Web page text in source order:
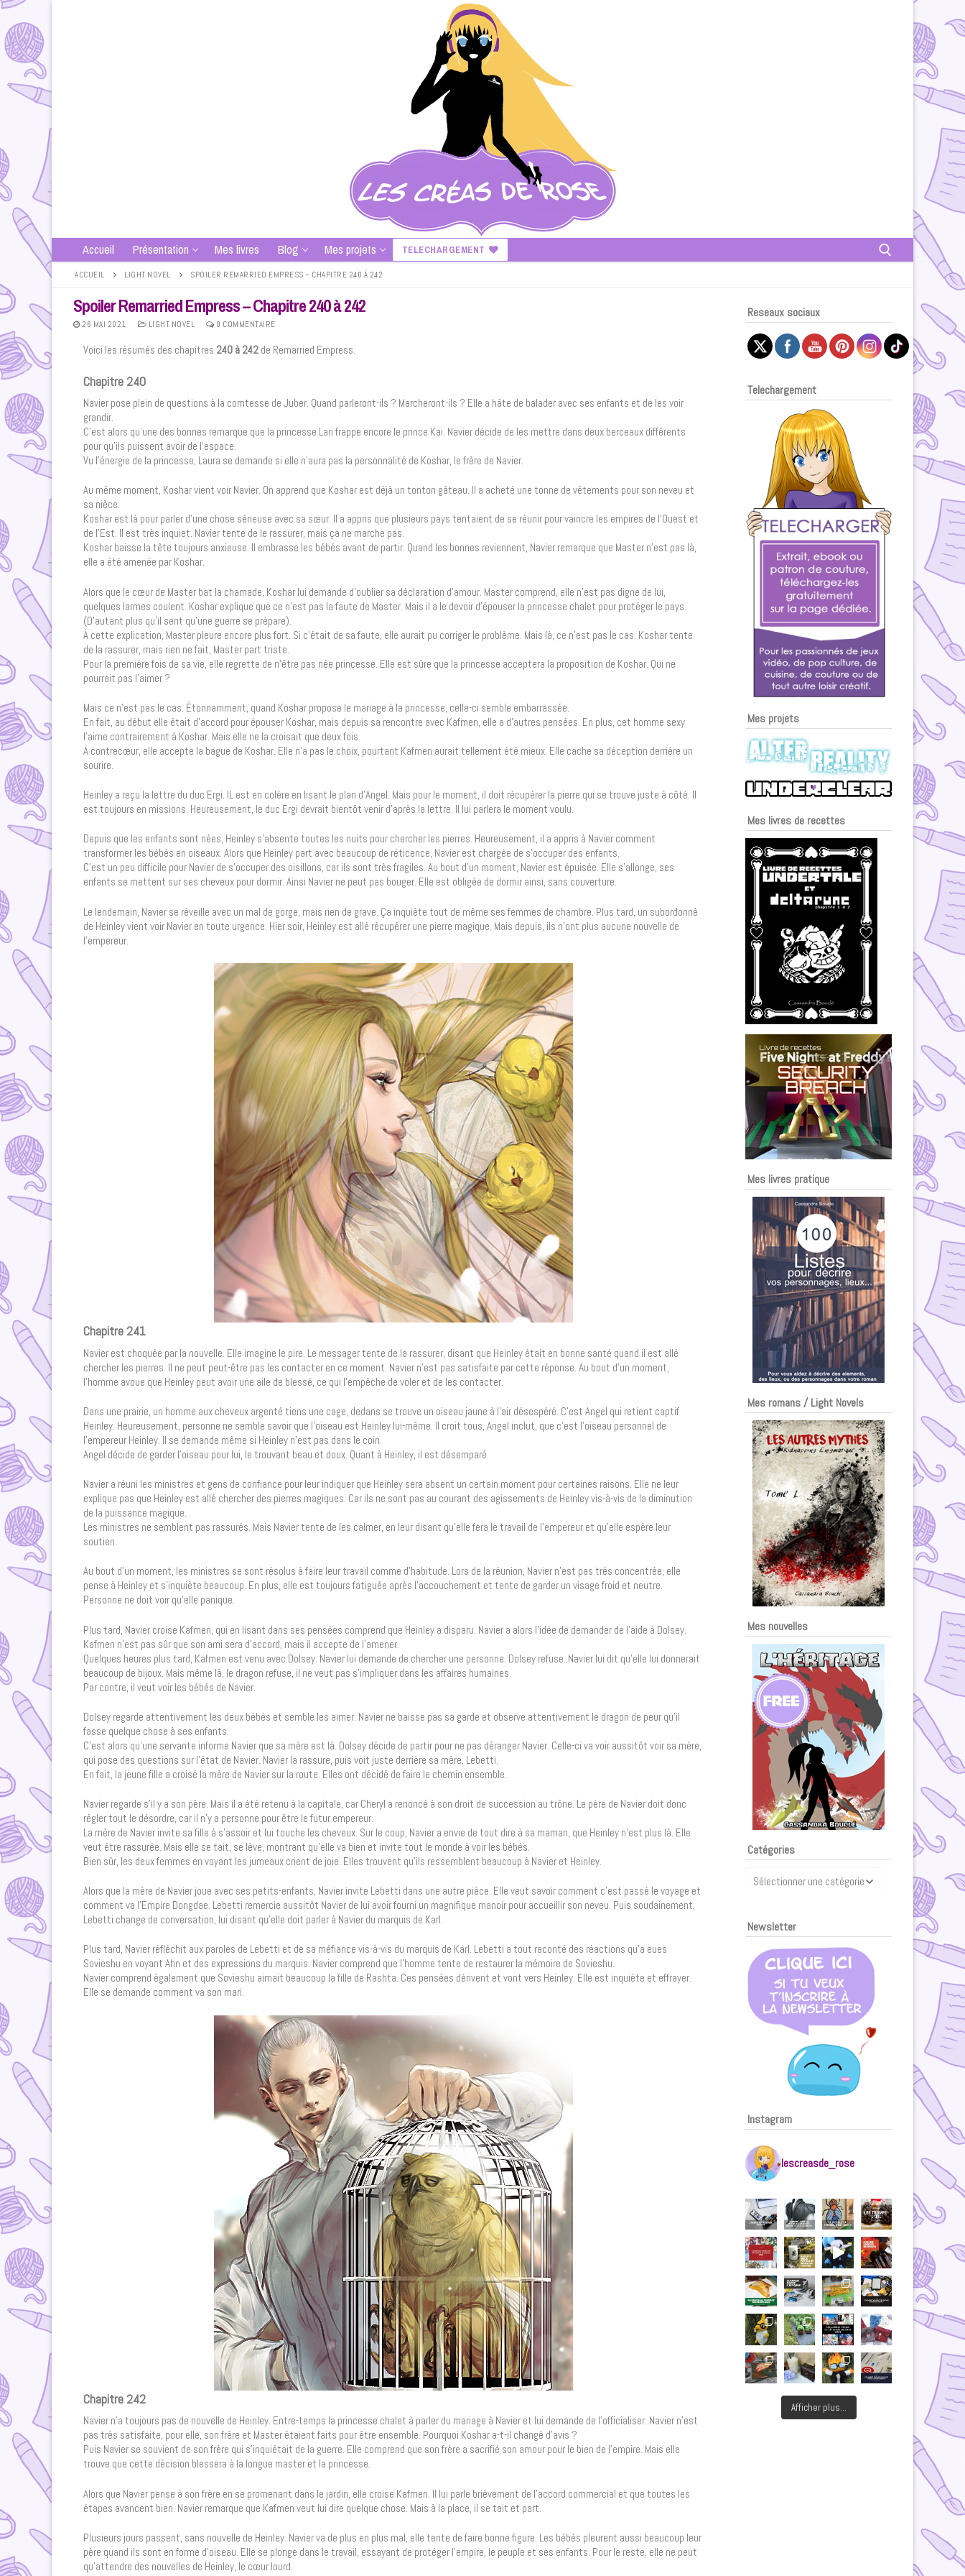
Accueil Présentation Mes livres Blog Mes projets TELECHARGEMENT
ACCUEIL LIGHT NOVEL SPOILER REMARRIED EMPRESS – CHAPITRE 240 À 242
Spoiler Remarried Empress – Chapitre 240 à 242
26 MAI 2021 LIGHT NOVEL 0 COMMENTAIRE
Voici les résumés des chapitres 240 à 242 de Remarried Empress.
Chapitre 240
Navier pose plein de questions à la comtesse de Juber. Quand parleront-ils ? Marcheront-ils ? Elle a hâte de balader avec ses enfants et de les voir
grandir.
C’est alors qu’une des bonnes remarque que la princesse Lari frappe encore le prince Kai. Navier décide de les mettre dans deux berceaux différents
pour qu’ils puissent avoir de l’espace.
Vu l’énergie de la princesse, Laura se demande si elle n’aura pas la personnalité de Koshar, le frère de Navier.
Au même moment, Koshar vient voir Navier. On apprend que Koshar est déjà un tonton gâteau. Il a acheté une tonne de vêtements pour son neveu et
sa nièce.
Koshar est là pour parler d’une chose sérieuse avec sa sœur. Il a appris que plusieurs pays tentaient de se réunir pour vaincre les empires de l’Ouest et
de l’Est. Il est très inquiet. Navier tente de le rassurer, mais ça ne marche pas.
Koshar baisse la tête toujours anxieuse. Il embrasse les bébés avant de partir. Quand les bonnes reviennent, Navier remarque que Master n’est pas là,
elle a été amenée par Koshar.
Alors que le cœur de Master bat la chamade, Koshar lui demande d’oublier sa déclaration d’amour. Master comprend, elle n’est pas digne de lui,
quelques larmes coulent. Koshar explique que ce n’est pas la faute de Master. Mais il a le devoir d’épouser la princesse chalet pour protéger le pays.
(D’autant plus qu’il sent qu’une guerre se prépare).
À cette explication, Master pleure encore plus fort. Si c’était de sa faute, elle aurait pu corriger le problème. Mais là, ce n’est pas le cas. Koshar tente
de la rassurer, mais rien ne fait, Master part triste.
Pour la première fois de sa vie, elle regrette de n’être pas née princesse. Elle est sûre que la princesse acceptera la proposition de Koshar. Qui ne
pourrait pas l’aimer ?
Mais ce n’est pas le cas. Étonnamment, quand Koshar propose le mariage à la princesse, celle-ci semble embarrassée.
En fait, au début elle était d’accord pour épouser Koshar, mais depuis sa rencontre avec Kafmen, elle a d’autres pensées. En plus, cet homme sexy
l’aime contrairement à Koshar. Mais elle ne la croisait que deux fois.
À contrecœur, elle accepte la bague de Koshar. Elle n’a pas le choix, pourtant Kafmen aurait tellement été mieux. Elle cache sa déception derrière un
sourire.
Heinley a reçu la lettre du duc Ergi. IL est en colère en lisant le plan d’Angel. Mais pour le moment, il doit récupérer la pierre qui se trouve juste à côté. Il
est toujours en missions. Heureusement, le duc Ergi devrait bientôt venir d’après la lettre. Il lui parlera le moment voulu.
Depuis que les enfants sont nées, Heinley s’absente toutes les nuits pour chercher les pierres. Heureusement, il a appris à Navier comment
transformer les bébés en oiseaux. Alors que Heinley part avec beaucoup de réticence, Navier est chargée de s’occuper des enfants.
C’est un peu difficile pour Navier de s’occuper des oisillons, car ils sont très fragiles. Au bout d’un moment, Navier est épuisée. Elle s’allonge, ses
enfants se mettent sur ses cheveux pour dormir. Ainsi Navier ne peut pas bouger. Elle est obligée de dormir ainsi, sans couverture.
Le lendemain, Navier se réveille avec un mal de gorge, mais rien de grave. Ça inquiète tout de même ses femmes de chambre. Plus tard, un subordonné
de Heinley vient voir Navier en toute urgence. Hier soir, Heinley est allé récupérer une pierre magique. Mais depuis, ils n’ont plus aucune nouvelle de
l’empereur.
Chapitre 241
Navier est choquée par la nouvelle. Elle imagine le pire. Le messager tente de la rassurer, disant que Heinley était en bonne santé quand il est allé
chercher les pierres. Il ne peut peut-être pas les contacter en ce moment. Navier n’est pas satisfaite par cette réponse. Au bout d’un moment,
l’homme avoue que Heinley peut avoir une aile de blessé, ce qui l’empêche de voler et de les contacter.
Dans une prairie, un homme aux cheveux argenté tiens une cage, dedans se trouve un oiseau jaune à l’air désespéré. C’est Angel qui retient captif
Heinley. Heureusement, personne ne semble savoir que l’oiseau est Heinley lui-même. Il croit tous, Angel inclut, que c’est l’oiseau personnel de
l’empereur Heinley. Il se demande même si Heinley n’est pas dans le coin.
Angel décide de garder l’oiseau pour lui, le trouvant beau et doux. Quant à Heinley, il est désemparé.
Navier a réuni les ministres et gens de confiance pour leur indiquer que Heinley sera absent un certain moment pour certaines raisons. Elle ne leur
explique pas que Heinley est allé chercher des pierres magiques. Car ils ne sont pas au courant des agissements de Heinley vis-à-vis de la diminution
de la puissance magique.
Les ministres ne semblent pas rassurés. Mais Navier tente de les calmer, en leur disant qu’elle fera le travail de l’empereur et qu’elle espère leur
soutien.
Au bout d’un moment, les ministres se sont résolus à faire leur travail comme d’habitude. Lors de la réunion, Navier n’est pas très concentrée, elle
pense à Heinley et s’inquiète beaucoup. En plus, elle est toujours fatiguée après l’accouchement et tente de garder un visage froid et neutre.
Personne ne doit voir qu’elle panique.
Plus tard, Navier croise Kafmen, qui en lisant dans ses pensées comprend que Heinley a disparu. Navier a alors l’idée de demander de l’aide à Dolsey.
Kafmen n’est pas sûr que son ami sera d’accord, mais il accepte de l’amener.
Quelques heures plus tard, Kafmen est venu avec Dolsey. Navier lui demande de chercher une personne. Dolsey refuse. Navier lui dit qu’elle lui donnerait
beaucoup de bijoux. Mais même là, le dragon refuse, il ne veut pas s’impliquer dans les affaires humaines.
Par contre, il veut voir les bébés de Navier.
Dolsey regarde attentivement les deux bébés et semble les aimer. Navier ne baisse pas sa garde et observe attentivement le dragon de peur qu’il
fasse quelque chose à ses enfants.
C’est alors qu’une servante informe Navier que sa mère est là. Dolsey décide de partir pour ne pas déranger Navier. Celle-ci va voir aussitôt voir sa mère,
qui pose des questions sur l’état de Navier. Navier la rassure, puis voit juste derrière sa mère, Lebetti.
En fait, la jeune fille a croisé la mère de Navier sur la route. Elles ont décidé de faire le chemin ensemble.
Navier regarde s’il y a son père. Mais il a été retenu à la capitale, car Cheryl a renoncé à son droit de succession au trône. Le père de Navier doit donc
régler tout le désordre, car il n’y a personne pour être le futur empereur.
La mère de Navier invite sa fille à s’assoir et lui touche les cheveux. Sur le coup, Navier a envie de tout dire à sa maman, que Heinley n’est plus là. Elle
veut être rassurée. Mais elle se tait, se lève, montrant qu’elle va bien et invite tout le monde à voir les bébés.
Bien sûr, les deux femmes en voyant les jumeaux crient de joie. Elles trouvent qu’ils ressemblent beaucoup à Navier et Heinley.
Alors que la mère de Navier joue avec ses petits-enfants, Navier invite Lebetti dans une autre pièce. Elle veut savoir comment c’est passé le voyage et
comment va l’Empire Dongdae. Lebetti remercie aussitôt Navier de lui avoir fourni un magnifique manoir pour accueillir son neveu. Puis soudainement,
Lebetti change de conversation, lui disant qu’elle doit parler à Navier du marquis de Karl.
Plus tard, Navier réfléchit aux paroles de Lebetti et de sa méfiance vis-à-vis du marquis de Karl. Lebetti a tout raconté des réactions qu’a eues
Sovieshu en voyant Ahn et des expressions du marquis. Navier comprend que l’homme tente de restaurer la mémoire de Sovieshu.
Navier comprend également que Sovieshu aimait beaucoup la fille de Rashta. Ces pensées dérivent et vont vers Heinley. Elle est inquiète et effrayer.
Elle se demande comment va son mari.
Chapitre 242
Navier n’a toujours pas de nouvelle de Heinley. Entre-temps la princesse chalet à parler du mariage à Navier et lui demande de l’officialiser. Navier n’est
pas très satisfaite, pour elle, son frère et Master étaient faits pour être ensemble. Pourquoi Koshar a-t-il changé d’avis ?
Puis Navier se souvient de son frère qui s’inquiétait de la guerre. Elle comprend que son frère a sacrifié son amour pour le bien de l’empire. Mais elle
trouve que cette décision blessera à la longue master et la princesse.
Alors que Navier pense à son frère en se promenant dans le jardin, elle croise Kafmen. Il lui parle brièvement de l’accord commercial et que toutes les
étapes avancent bien. Navier remarque que Kafmen veut lui dire quelque chose. Mais à la place, il se tait et part.
Plusieurs jours passent, sans nouvelle de Heinley. Navier va de plus en plus mal, elle tente de faire bonne figure. Les bébés pleurent aussi beaucoup leur
père quand ils sont en forme d’oiseau. Elle se plonge dans le travail, essayant de protéger l’empire, le peuple et ses enfants. Pour le reste, elle ne peut
qu’attendre des nouvelles de Heinley, le cœur lourd.
Reseaux sociaux
Telechargement
Mes projets
Mes livres de recettes
Mes livres pratique
Mes romans / Light Novels
Mes nouvelles
Catégories
Newsletter
Instagram
lescreasde_rose
Afficher plus...